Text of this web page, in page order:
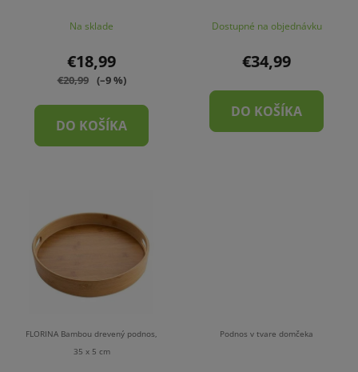
Na sklade
€18,99
€20,99 (–9 %)
DO KOŠÍKA
Dostupné na objednávku
€34,99
DO KOŠÍKA
FLORINA Bambou drevený podnos,
35 x 5 cm
Podnos v tvare domčeka